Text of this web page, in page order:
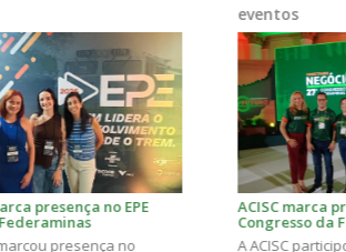
presença no EPE
presença no
eventos
ACISC marca
Congresso da
reforça
A ACISC